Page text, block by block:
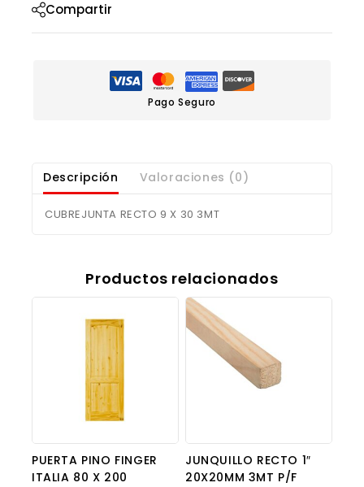
Compartir
Pago Seguro
Descripción Valoraciones (0)
CUBREJUNTA RECTO 9 X 30 3MT
Productos relacionados
PUERTA PINO FINGER
ITALIA 80 X 200
JUNQUILLO RECTO 1″
20X20MM 3MT P/F